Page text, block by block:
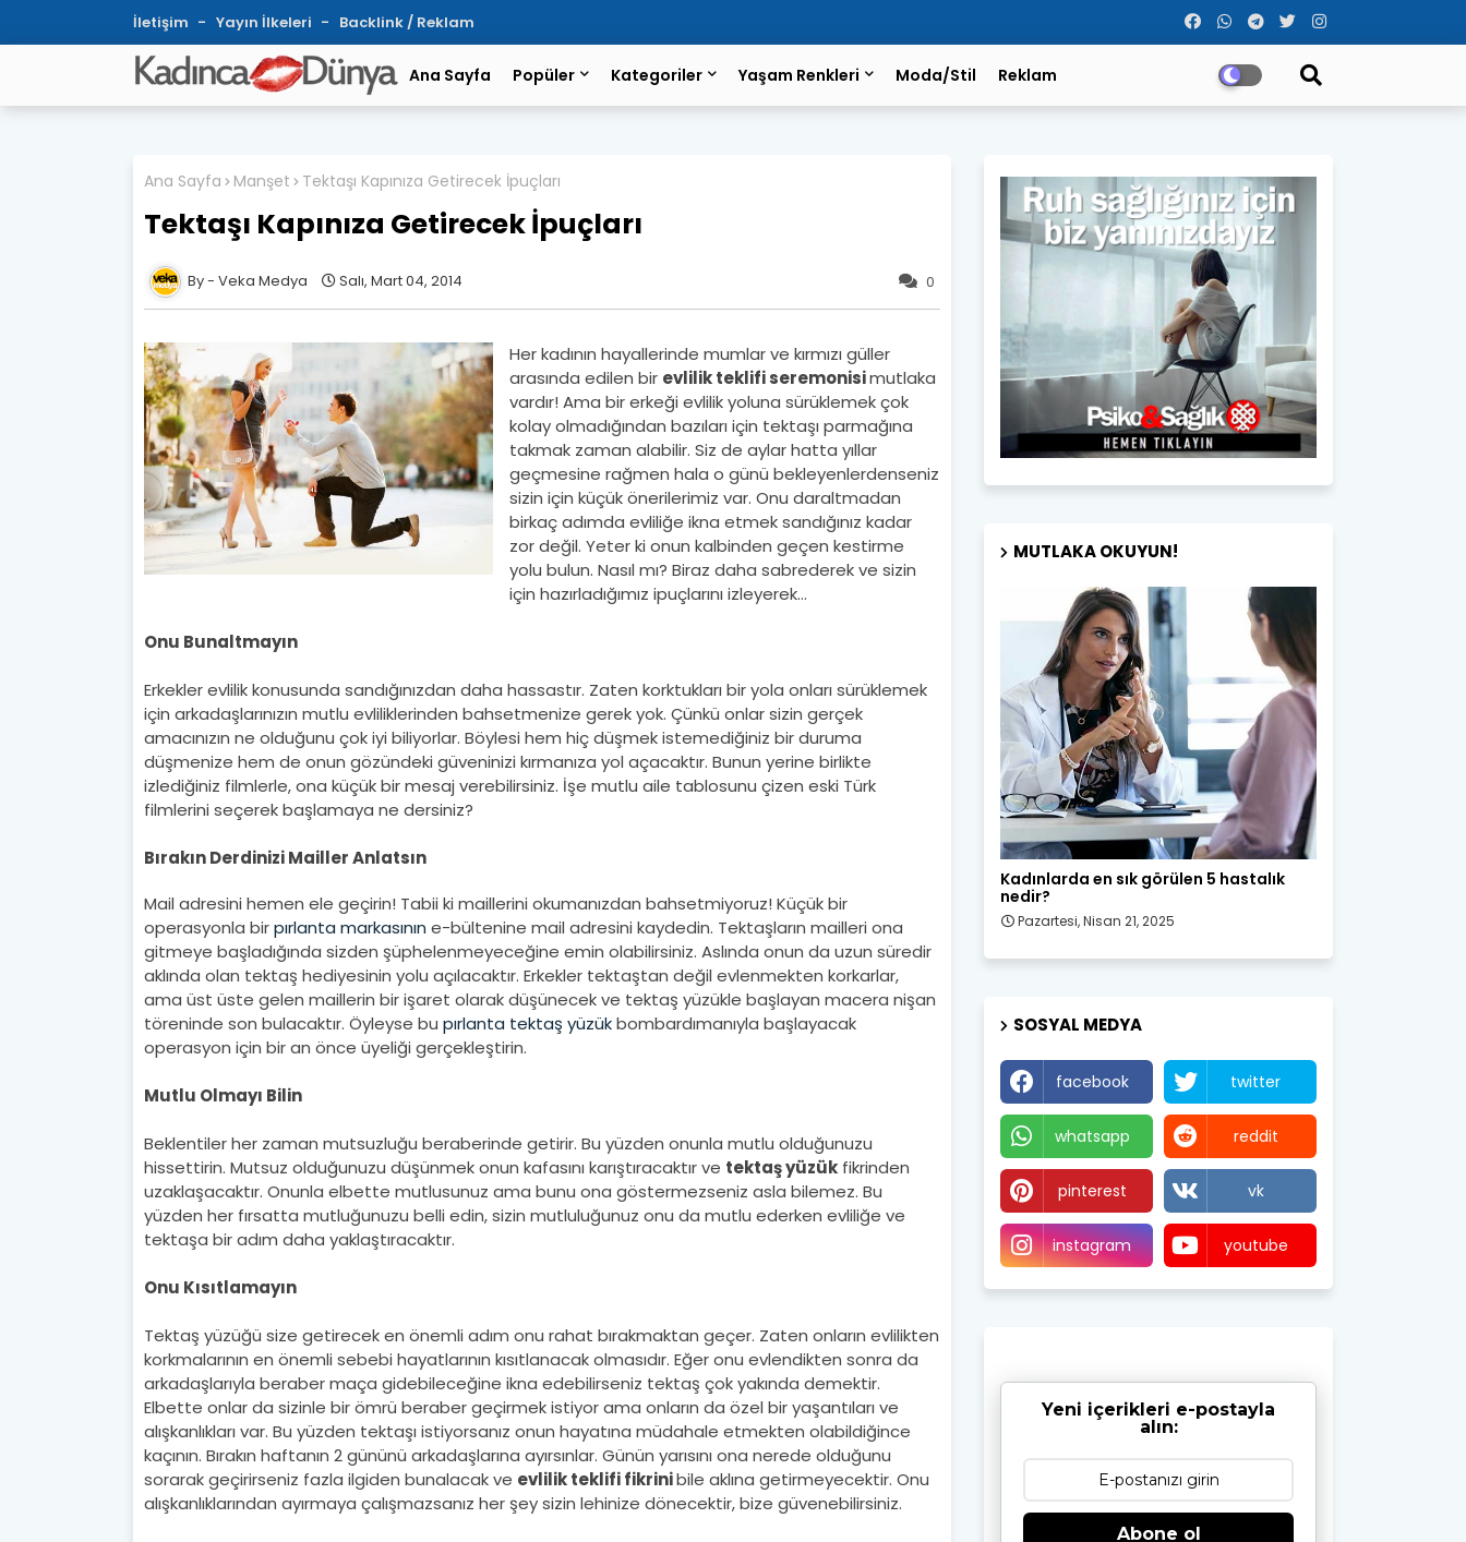
İletişim Yayın İlkeleri Backlink / Reklam
Ana Sayfa Popüler Kategoriler Yaşam Renkleri Moda/Stil Reklam
Ana Sayfa Manşet Tektaşı Kapınıza Getirecek İpuçları
Tektaşı Kapınıza Getirecek İpuçları
0
Veka Medya Salı, Mart 04, 2014
Her kadının hayallerinde mumlar ve kırmızı güller
arasında edilen bir evlilik teklifi seremonisimutlaka
vardır! Ama bir erkeği evlilik yoluna sürüklemek çok
kolay olmadığından bazıları için tektaşı parmağına
takmak zaman alabilir. Siz de aylar hatta yıllar
geçmesine rağmen hala o günü bekleyenlerdenseniz
sizin için küçük önerilerimiz var. Onu daraltmadan
birkaç adımda evliliğe ikna etmek sandığınız kadar
zor değil. Yeter ki onun kalbinden geçen kestirme
yolu bulun. Nasıl mı? Biraz daha sabrederek ve sizin
için hazırladığımız ipuçlarını izleyerek…
Onu Bunaltmayın
Erkekler evlilik konusunda sandığınızdan daha hassastır. Zaten korktukları bir yola onları sürüklemek
için arkadaşlarınızın mutlu evliliklerinden bahsetmenize gerek yok. Çünkü onlar sizin gerçek
amacınızın ne olduğunu çok iyi biliyorlar. Böylesi hem hiç düşmek istemediğiniz bir duruma
düşmenize hem de onun gözündeki güveninizi kırmanıza yol açacaktır. Bunun yerine birlikte
izlediğiniz filmlerle, ona küçük bir mesaj verebilirsiniz. İşe mutlu aile tablosunu çizen eski Türk
filmlerini seçerek başlamaya ne dersiniz?
Bırakın Derdinizi Mailler Anlatsın
Mail adresini hemen ele geçirin! Tabii ki maillerini okumanızdan bahsetmiyoruz! Küçük bir
operasyonla birpırlanta markasının e-bültenine mail adresini kaydedin. Tektaşların mailleri ona
gitmeye başladığında sizden şüphelenmeyeceğine emin olabilirsiniz. Aslında onun da uzun süredir
aklında olan tektaş hediyesinin yolu açılacaktır. Erkekler tektaştan değil evlenmekten korkarlar,
ama üst üste gelen maillerin bir işaret olarak düşünecek ve tektaş yüzükle başlayan macera nişan
töreninde son bulacaktır. Öyleyse bu pırlanta tektaş yüzükbombardımanıyla başlayacak
operasyon için bir an önce üyeliği gerçekleştirin.
Mutlu Olmayı Bilin
Beklentiler her zaman mutsuzluğu beraberinde getirir. Bu yüzden onunla mutlu olduğunuzu
hissettirin. Mutsuz olduğunuzu düşünmek onun kafasını karıştıracaktır ve tektaş yüzük fikrinden
uzaklaşacaktır. Onunla elbette mutlusunuz ama bunu ona göstermezseniz asla bilemez. Bu
yüzden her fırsatta mutluğunuzu belli edin, sizin mutluluğunuz onu da mutlu ederken evliliğe ve
tektaşa bir adım daha yaklaştıracaktır.
Onu Kısıtlamayın
Tektaş yüzüğü size getirecek en önemli adım onu rahat bırakmaktan geçer. Zaten onların evlilikten
korkmalarının en önemli sebebi hayatlarının kısıtlanacak olmasıdır. Eğer onu evlendikten sonra da
arkadaşlarıyla beraber maça gidebileceğine ikna edebilirseniz tektaş çok yakında demektir.
Elbette onlar da sizinle bir ömrü beraber geçirmek istiyor ama onların da özel bir yaşantıları ve
alışkanlıkları var. Bu yüzden tektaşı istiyorsanız onun hayatına müdahale etmekten olabildiğince
kaçının. Bırakın haftanın 2 gününü arkadaşlarına ayırsınlar. Günün yarısını ona nerede olduğunu
sorarak geçirirseniz fazla ilgiden bunalacak ve evlilik teklifi fikrinibile aklına getirmeyecektir. Onu
alışkanlıklarından ayırmaya çalışmazsanız her şey sizin lehinize dönecektir, bize güvenebilirsiniz.
MUTLAKA OKUYUN!
Kadın Sağlığı
Kadınlarda en sık görülen 5 hastalık
nedir?
Pazartesi, Nisan 21, 2025
SOSYAL MEDYA
facebook twitter
whatsapp reddit
pinterest vk
instagram youtube
Yeni içerikleri e-postayla
alın:
Abone ol